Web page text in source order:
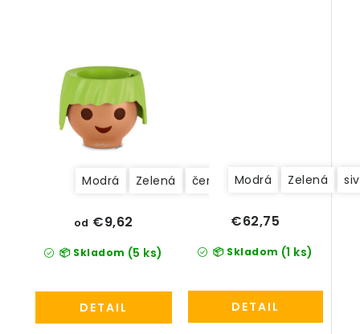
Modrá Zelená červená čierna ružová
📦 Skladom (5 ks)
od €9,62
DETAIL
Modrá Zelená
📦 Skladom (1 ks)
€62,75
DETAIL